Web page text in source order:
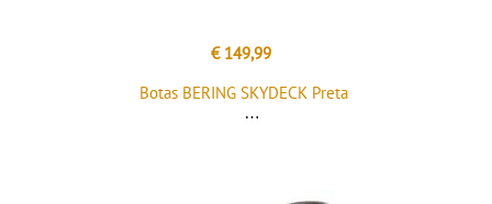
€ 149,99
Botas BERING SKYDECK Preta